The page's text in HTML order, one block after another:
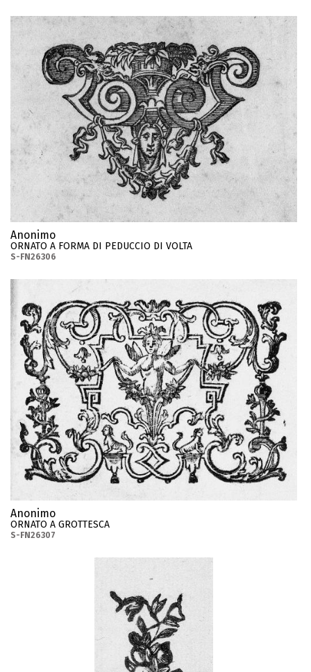
Anonimo
ORNATO A FORMA DI PEDUCCIO DI VOLTA
S-FN26306
Anonimo
ORNATO A GROTTESCA
S-FN26307